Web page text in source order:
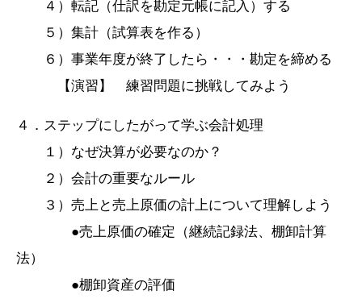
４）転記（仕訳を勘定元帳に記入）する
５）集計（試算表を作る）
６）事業年度が終了したら・・・勘定を締める
【演習】 練習問題に挑戦してみよう
４．ステップにしたがって学ぶ会計処理
１）なぜ決算が必要なのか？
２）会計の重要なルール
３）売上と売上原価の計上について理解しよう
●売上原価の確定（継続記録法、棚卸計算
法）
●棚卸資産の評価